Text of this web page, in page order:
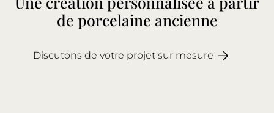
de porcelaine ancienne
Discutons de votre projet sur mesure